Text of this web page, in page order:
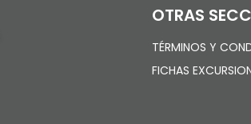
OTRAS
TÉRMINOS Y
FICHAS